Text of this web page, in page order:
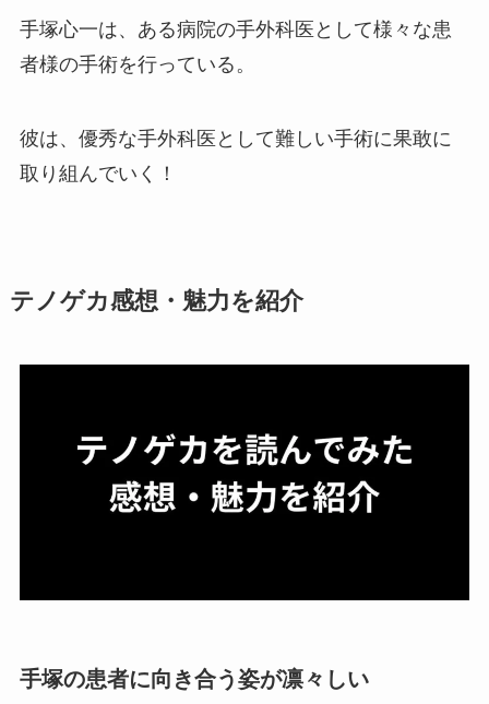
手塚心一は、ある病院の手外科医として様々な患
者様の手術を行っている。
彼は、優秀な手外科医として難しい手術に果敢に
取り組んでいく！
テノゲカ感想・魅力を紹介
手塚の患者に向き合う姿が凛々しい